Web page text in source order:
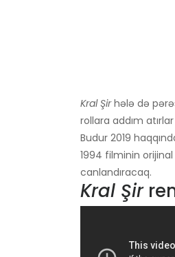
Kral Şirhələ də
rollara addım
Budur 2019
1994 filminin
canlandıracaq.
Kral Şir